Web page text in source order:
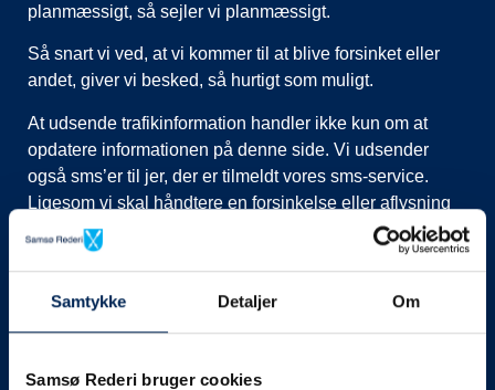
Samtykke Detaljer Om
Samsø Rederi bruger cookies
planmæssigt, så sejler vi planmæssigt.
Så snart vi ved, at vi kommer til at blive forsinket eller
andet, giver vi besked, så hurtigt som muligt.
At udsende trafikinformation handler ikke kun om at
opdatere informationen på denne side. Vi udsender
også sms’er til jer, der er tilmeldt vores sms-service.
Ligesom vi skal håndtere en forsinkelse eller aflysning
ved at lukke afgange i vores system, evt. flytte kunder til
nye afgange, ringe til vognmænd der skal have flyttet
her på siden og ikke ringe eller skrive til os, da vi ikke